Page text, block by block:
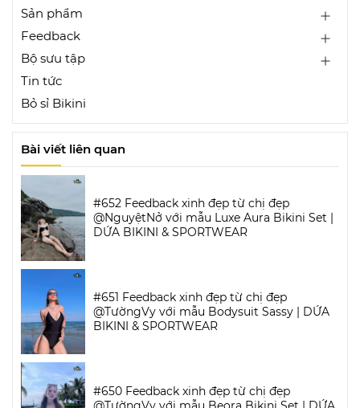
Sản phẩm
Feedback
Bộ sưu tập
Tin tức
Bỏ sỉ Bikini
Bài viết liên quan
#652 Feedback xinh đẹp từ chị đẹp
@NguyệtNở với mẫu Luxe Aura Bikini Set |
DỨA BIKINI & SPORTWEAR
#651 Feedback xinh đẹp từ chị đẹp
@TườngVy với mẫu Bodysuit Sassy | DỨA
BIKINI & SPORTWEAR
#650 Feedback xinh đẹp từ chị đẹp